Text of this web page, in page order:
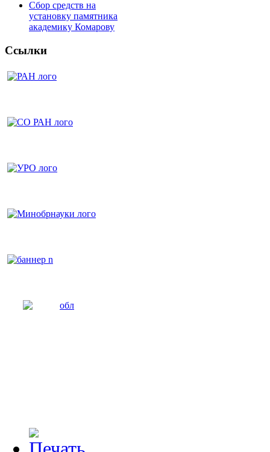
Сбор средств на
установку памятника
академику Комарову
Ссылки